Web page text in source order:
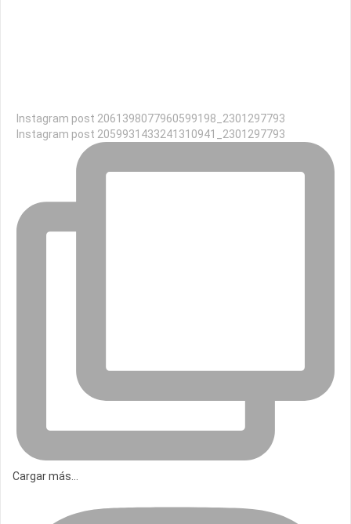
Instagram post 2061398077960599198_2301297793
Instagram post 2059931433241310941_2301297793
Cargar más...